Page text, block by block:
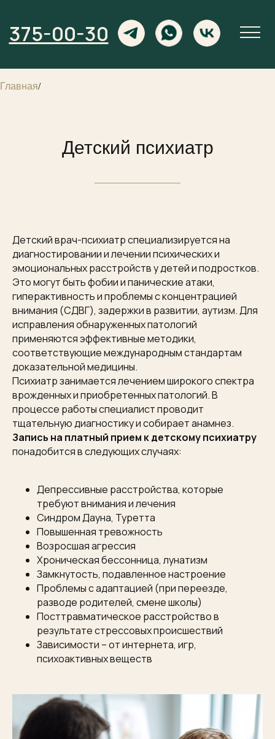
375-00-30
Главная/
Детский психиатр
Детский врач-психиатр специализируется на
диагностировании и лечении психических и
эмоциональных расстройств у детей и подростков.
Это могут быть фобии и панические атаки,
гиперактивность и проблемы с концентрацией
внимания (СДВГ), задержки в развитии, аутизм. Для
исправления обнаруженных патологий
применяются эффективные методики,
соответствующие международным стандартам
доказательной медицины.
Психиатр занимается лечением широкого спектра
врожденных и приобретенных патологий. В
процессе работы специалист проводит
тщательную диагностику и собирает анамнез.
Запись на платный прием к детскому психиатру
понадобится в следующих случаях:
Депрессивные расстройства, которые
требуют внимания и лечения
Синдром Дауна, Туретта
Повышенная тревожность
Возросшая агрессия
Хроническая бессонница, лунатизм
Замкнутость, подавленное настроение
Проблемы с адаптацией (при переезде,
разводе родителей, смене школы)
Посттравматическое расстройство в
результате стрессовых происшествий
Зависимости – от интернета, игр,
психоактивных веществ